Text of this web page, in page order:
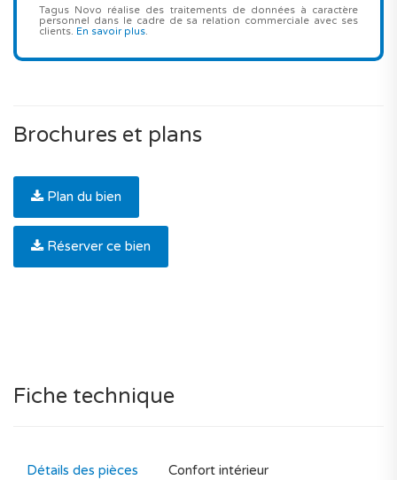
Tagus Novo réalise des traitements de données à caractère
personnel dans le cadre de sa relation commerciale avec ses
clients. En savoir plus.
Brochures et plans
Plan du bien
Réserver ce bien
Fiche technique
Détails des pièces Confort intérieur